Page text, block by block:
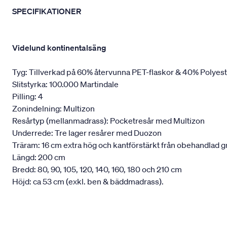
SPECIFIKATIONER
Videlund kontinentalsäng
Tyg: Tillverkad på 60% återvunna PET-flaskor & 40%
Slitstyrka: 100.000 Martindale
Pilling: 4
Zonindelning: Multizon
Resårtyp (mellanmadrass): Pocketresår med Multizon
Underrede: Tre lager resårer med Duozon
Träram: 16 cm extra hög och kantförstärkt från obehandlad
Längd: 200 cm
Bredd: 80, 90, 105, 120, 140, 160, 180 och 210 cm
Höjd: ca 53 cm (exkl. ben & bäddmadrass).